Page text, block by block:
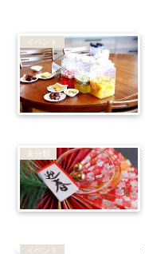
イベント
未分類
イベント